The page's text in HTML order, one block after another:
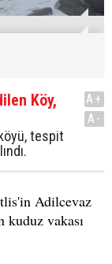
Köy,
tespit
A+
A-
Adilcevaz
kuduz vakası